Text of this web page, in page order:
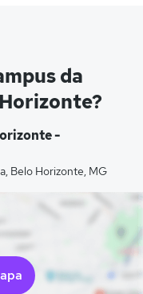
da
-
Belo Horizonte, MG